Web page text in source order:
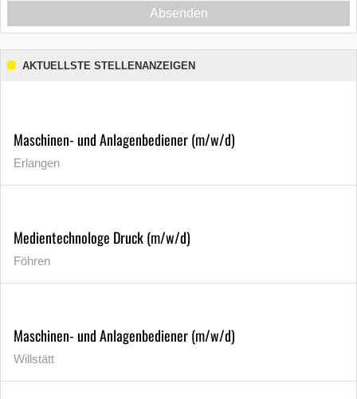
Absenden
AKTUELLSTE STELLENANZEIGEN
Maschinen- und Anlagenbediener (m/w/d)
Erlangen
Medientechnologe Druck (m/w/d)
Föhren
Maschinen- und Anlagenbediener (m/w/d)
Willstätt